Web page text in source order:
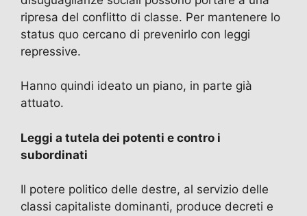
ripresa del conflitto di classe. Per mantenere lo
status quo cercano di prevenirlo con leggi
repressive.
Hanno quindi ideato un piano, in parte già
attuato.
Leggi a tutela dei potenti e contro i
subordinati
Il potere politico delle destre, al servizio delle
classi capitaliste dominanti, produce decreti e